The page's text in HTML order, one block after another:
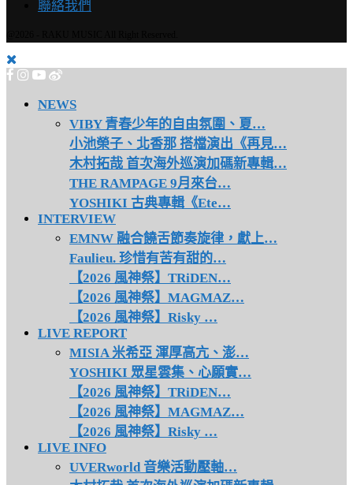
聯絡我們
NEWS
VIBY 青春少年的自由氛圍、夏…
小池榮子、北香那 搭檔演出《再見…
木村拓哉 首次海外巡演加碼新專輯…
THE RAMPAGE 9月來台…
YOSHIKI 古典專輯《Ete…
INTERVIEW
EMNW 融合饒舌節奏旋律，獻上…
Faulieu. 珍惜有苦有甜的…
【2026 風神祭】TRiDEN…
【2026 風神祭】MAGMAZ…
【2026 風神祭】Risky …
LIVE REPORT
MISIA 米希亞 渾厚高亢、澎…
YOSHIKI 眾星雲集、心願實…
【2026 風神祭】TRiDEN…
【2026 風神祭】MAGMAZ…
【2026 風神祭】Risky …
LIVE INFO
UVERworld 音樂活動壓軸…